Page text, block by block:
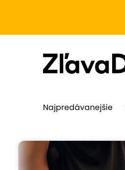
Najpredávanejšie